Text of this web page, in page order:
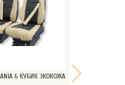
6 КУБИК ЭКОКОЖА